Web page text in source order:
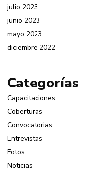
julio 2023
junio 2023
mayo 2023
diciembre 2022
Categorías
Capacitaciones
Coberturas
Convocatorias
Entrevistas
Fotos
Noticias